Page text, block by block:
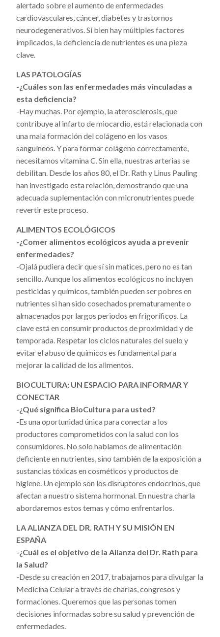
alertado sobre el aumento de enfermedades
cardiovasculares, cáncer, diabetes y trastornos
neurodegenerativos. Si bien hay múltiples factores
implicados, la deficiencia de nutrientes es una pieza
clave.
LAS PATOLOGÍAS
-¿Cuáles son las enfermedades más vinculadas a
esta deficiencia?
-Hay muchas. Por ejemplo, la aterosclerosis, que
contribuye al infarto de miocardio, está relacionada con
una mala formación del colágeno en los vasos
sanguíneos. Y para formar colágeno correctamente,
necesitamos vitamina C. Sin ella, nuestras arterias se
debilitan. Desde los años 80, el Dr. Rath y Linus Pauling
han investigado esta relación, demostrando que una
adecuada suplementación con micronutrientes puede
revertir este proceso.
ALIMENTOS ECOLÓGICOS
-¿Comer alimentos ecológicos ayuda a prevenir
enfermedades?
-Ojalá pudiera decir que sí sin matices, pero no es tan
sencillo. Aunque los alimentos ecológicos no incluyen
pesticidas y químicos, también pueden ser pobres en
nutrientes si han sido cosechados prematuramente o
almacenados por largos periodos en frigoríficos. La
clave está en consumir productos de proximidad y de
temporada. Respetar los ciclos naturales del suelo y
evitar el abuso de químicos es fundamental para
mejorar la calidad de los alimentos.
BIOCULTURA: UN ESPACIO PARA INFORMAR Y
CONECTAR
-¿Qué significa BioCultura para usted?
-Es una oportunidad única para conectar a los
productores comprometidos con la salud con los
consumidores. No solo hablamos de alimentación
deficiente en nutrientes, sino también de la exposición a
sustancias tóxicas en cosméticos y productos de
higiene. Un ejemplo son los disruptores endocrinos, que
afectan a nuestro sistema hormonal. En nuestra charla
abordaremos estos temas y cómo enfrentarlos.
LA ALIANZA DEL DR. RATH Y SU MISIÓN EN
ESPAÑA
-¿Cuál es el objetivo de la Alianza del Dr. Rath para
la Salud?
-Desde su creación en 2017, trabajamos para divulgar la
Medicina Celular a través de charlas, congresos y
formaciones. Queremos que las personas tomen
decisiones informadas sobre su salud y prevención de
enfermedades.